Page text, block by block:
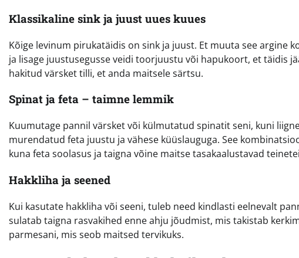
Klassikaline sink ja juust uues kuues
Kõige levinum pirukatäidis on sink ja juust. Et muuta see argine
ja lisage juustusegusse veidi toorjuustu või hapukoort, et täidis
hakitud värsket tilli, et anda maitsele särtsu.
Spinat ja feta – taimne lemmik
Kuumutage pannil värsket või külmutatud spinatit seni, kuni
murendatud feta juustu ja vähese küüslauguga. See
kuna feta soolasus ja taigna võine maitse tasakaalustavad
Hakkliha ja seened
Kui kasutate hakkliha või seeni, tuleb need kindlasti eelnevalt
sulatab taigna rasvakihed enne ahju jõudmist, mis takistab
parmesani, mis seob maitsed tervikuks.